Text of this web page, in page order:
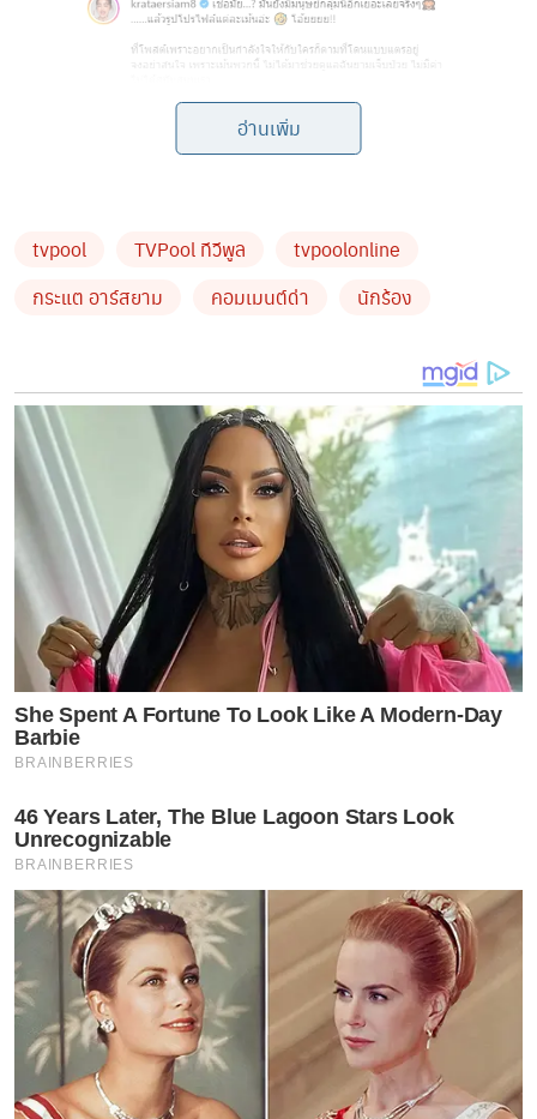
ที่โพสต์เพราะอยากเป็นกำลังใจให้กับใครก็ตามที่โดนแบบ
แตรอยู่ จงอย่าสนใจ เพราะเมนต์พวกนี้ไม่ได้มาช่วยดูแลฉัน
ยามเจ็บป่วย ไม่มีค่า ไม่ได้สนับสนุนเราจงทำในสิ่งที่เรารัก
จงมีความสุข และใช้ชีวิตในแบบที่เราอยากเป็นต่อ
ไป….Don’t care
#สวยรวยปังต่อไป เธอ หยุด ฉัน ไม่ได้ หรอกกก!! แบร่😛😎
อ่านเพิ่ม
tvpool TVPool ทีวีพูล
tvpoolonline
กระแต อาร์สยาม
คอมเมนต์ด่า นักร้อง
She Spent A Fortune To Look Like A Modern-Day
Barbie
BRAINBERRIES
46 Years Later, The Blue Lagoon Stars Look
Unrecognizable
BRAINBERRIES